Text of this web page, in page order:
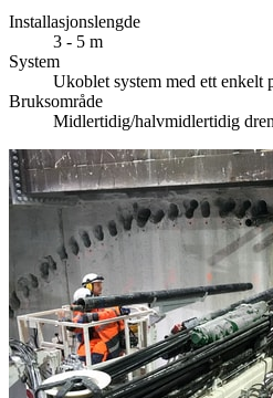
Installasjonslengde
3 - 5 m
System
Ukoblet system med ett enkelt
Bruksområde
Midlertidig/halvmidlertidig